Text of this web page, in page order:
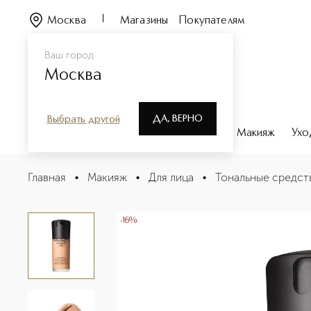
Ваш город
Москва
Выбрать другой ДА, ВЕРНО
Москва Магазины Покупателям
Парфюмерия Макияж
STUDIO FIX FLUID FOUNDATION Тональная основа-
Описание
Главная • Макияж • Для лица • Тональные
-16%